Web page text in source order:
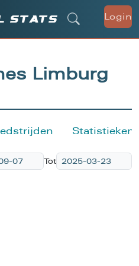
stats Login
Limburg
Statistieken
Tot